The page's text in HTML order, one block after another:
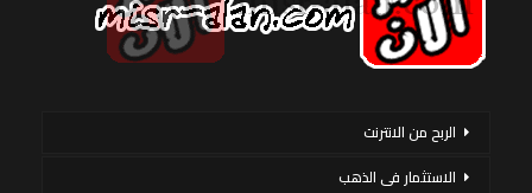
الربح من الانترنت
الاستثمار فى الذهب